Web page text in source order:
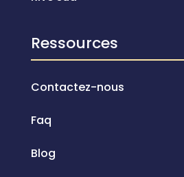
Ressources
Contactez-nous
Faq
Blog